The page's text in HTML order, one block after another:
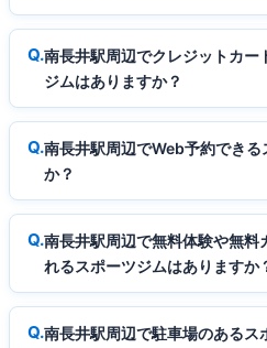
南長井駅周辺でクレジットカー
ジムはありますか？
南長井駅周辺でWeb予約でき
か？
南長井駅周辺で無料体験や無料
れるスポーツジムはありますか
南長井駅周辺で駐車場のあるス